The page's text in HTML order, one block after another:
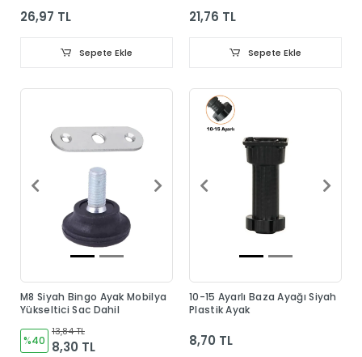
26,97 TL
Sepete Ekle
21,76 TL
Sepete Ekle
M8 Siyah Bingo Ayak Mobilya
Yükseltici Sac Dahil
%40
13,84 TL
8,30 TL
10-15 Ayarlı Baza Ayağı Siyah
Plastik Ayak
8,70 TL